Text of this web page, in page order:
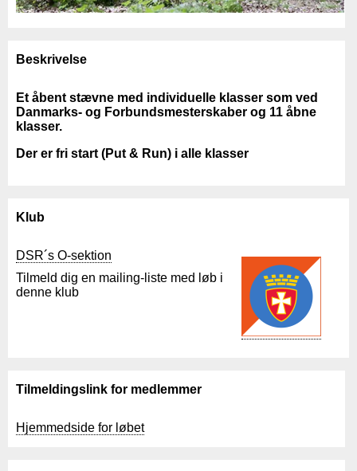
Beskrivelse
Et åbent stævne med individuelle klasser som ved
Danmarks- og Forbundsmesterskaber og 11 åbne
klasser.
Der er fri start (Put & Run) i alle klasser
Klub
DSR´s O-sektion
Tilmeld dig en mailing-liste med løb i
denne klub
Tilmeldingslink for medlemmer
Hjemmedside for løbet